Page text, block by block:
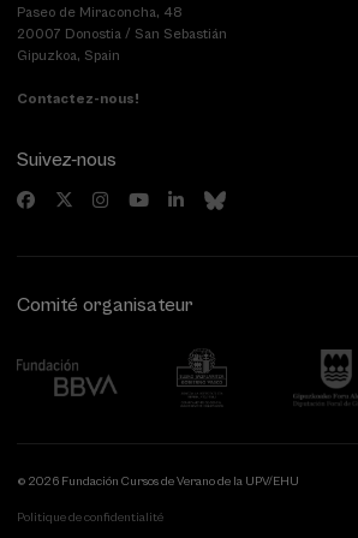
Paseo de Miraconcha, 48
20007 Donostia / San Sebastián
Gipuzkoa, Spain
Contactez-nous!
Suivez-nous
Comité organisateur
© 2026 Fundación Cursos de Verano de la UPV/EHU
Politique de confidentialité